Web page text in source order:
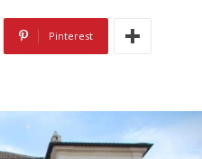
Pinterest